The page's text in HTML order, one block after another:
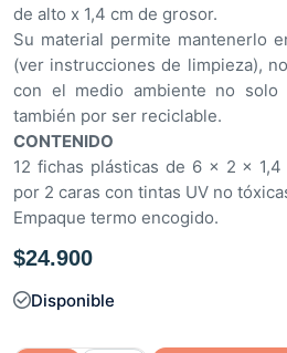
de alto x 1,4 cm de grosor.
Su material permite mantenerlo
(ver instrucciones de limpieza),
con el medio ambiente no solo
también por ser reciclable.
CONTENIDO
12 fichas plásticas de 6 x 2 x 1,4
por 2 caras con tintas UV no
Empaque termo encogido.
$24.900
Disponible